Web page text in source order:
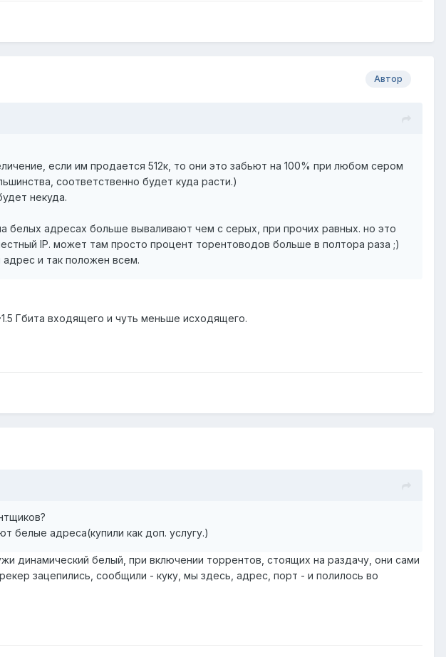
Автор
если им продается 512к, то они это забьют на 100% при любом сером
соответственно будет куда расти.)
некуда.
белых адресах больше вываливают чем с серых, при прочих равных. но это
IP. может там проcто процент торентоводов больше в полтора раза ;)
и так положен всем.
Гбита входящего и чуть меньше исходящего.
белые адреса(купили как доп. услугу.)
динамический белый, при включении торрентов, стоящих на раздачу, они сами
зацепились, сообщили - куку, мы здесь, адрес, порт - и полилось во